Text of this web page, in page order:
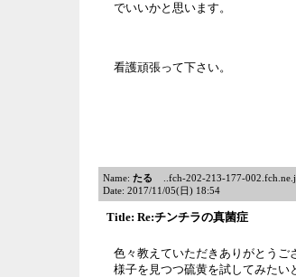
でいいかと思います。
看護頑張って下さい。
Name: たる ..fch-202-213-177-
Date: 2017/11/05(日) 18:54
Title: Re:チンチラの真菌症
色々教えていただきありがとうご
様子を見つつ硫黄を試してみたい